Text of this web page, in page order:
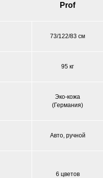
Prof
73/122/83 см
95 кг
Эко-кожа
(Германия)
Авто, ручной
6 цветов